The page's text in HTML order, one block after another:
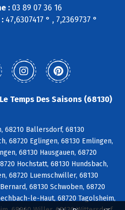
: 03 89 07 36 16
47,6307417 ° , 7,2369737 °
Temps Des Saisons (68130)
68210 Ballersdorf, 68130
68720 Eglingen, 68130 Emlingen,
68130 Hausgauen, 68720
Hochstatt, 68130 Hundsbach,
68720 Luemschwiller, 68130
68130 Schwoben, 68720
le-Haut, 68720 Tagolsheim,